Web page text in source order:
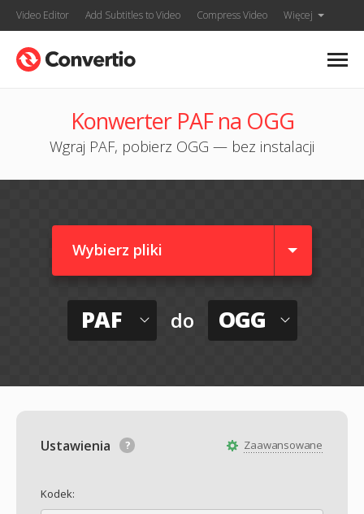
Video Editor Add Subtitles to Video Compress Video Więcej
Konwerter PAF na OGG
Wgraj PAF, pobierz OGG — bez instalacji
Wybierz pliki
PAF do OGG
Zaawansowane
Ustawienia
Kodek: